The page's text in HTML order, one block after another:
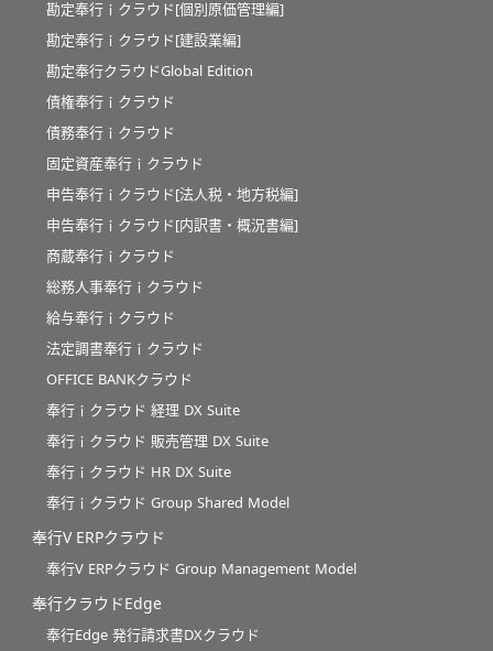
勘定奉行ｉクラウド[個別原価管理編]
勘定奉行ｉクラウド[建設業編]
勘定奉行クラウドGlobal Edition
債権奉行ｉクラウド
債務奉行ｉクラウド
固定資産奉行ｉクラウド
申告奉行ｉクラウド[法人税・地方税編]
申告奉行ｉクラウド[内訳書・概況書編]
商蔵奉行ｉクラウド
総務人事奉行ｉクラウド
給与奉行ｉクラウド
法定調書奉行ｉクラウド
OFFICE BANKクラウド
奉行ｉクラウド 経理 DX Suite
奉行ｉクラウド 販売管理 DX Suite
奉行ｉクラウド HR DX Suite
奉行ｉクラウド Group Shared Model
奉行V ERPクラウド
奉行V ERPクラウド Group Management Model
奉行クラウドEdge
奉行Edge 発行請求書DXクラウド